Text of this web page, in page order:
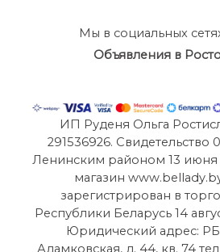
Мы в социальных
Объявления в
ИП Руденя Ольга
291536926. Свидетельство
Ленинским районом 13 июня
магазин
зарегистрирован в
Республики Беларусь 14
Юридический адрес: РБ,